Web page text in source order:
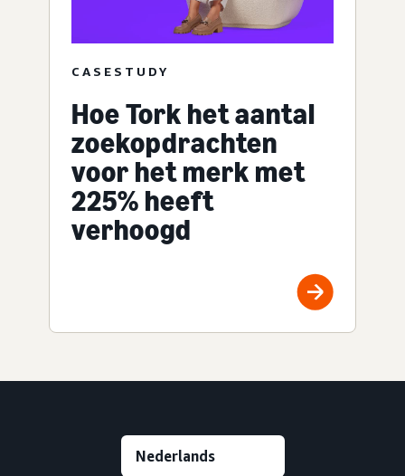
CASESTUDY
Hoe Tork het aantal
zoekopdrachten
voor het merk met
225% heeft
verhoogd